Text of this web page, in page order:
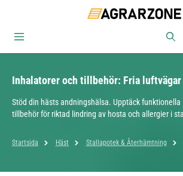
Inhalatorer och tillbehör: Fria
Stöd din hästs andningshälsa. Upptäck funktionella
tillbehör för riktad lindring av hosta och allergier i
Startsida Häst Stallapotek & Återhämtning